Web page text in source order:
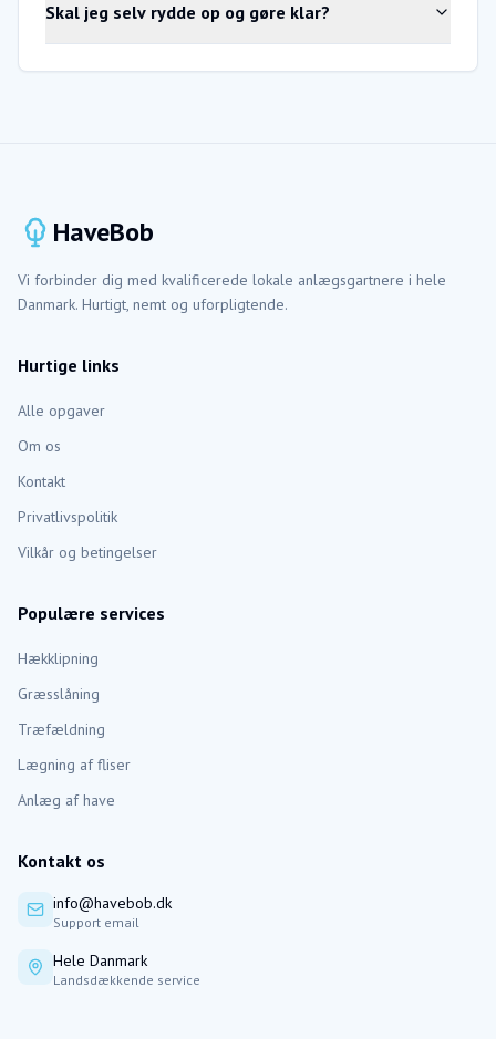
Skal jeg selv rydde op og gøre klar?
HaveBob
Vi forbinder dig med kvalificerede lokale anlægsgartnere i hele
Danmark. Hurtigt, nemt og uforpligtende.
Hurtige links
Alle opgaver
Om os
Kontakt
Privatlivspolitik
Vilkår og betingelser
Populære services
Hækklipning
Græsslåning
Træfældning
Lægning af fliser
Anlæg af have
Kontakt os
info@havebob.dk
Support email
Hele Danmark
Landsdækkende service